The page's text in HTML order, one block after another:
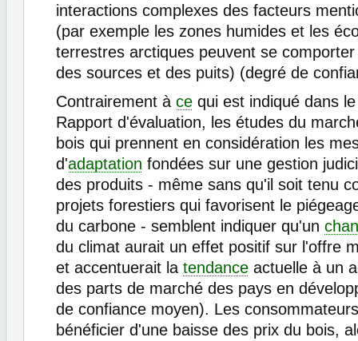
interactions complexes des facteurs
(par exemple les zones humides et les
terrestres arctiques peuvent se
des sources et des puits) (degré de
Contrairement à ce qui est indiqué dans
Rapport d'évaluation, les études du
bois qui prennent en considération les
d'adaptation fondées sur une gestion
des produits - même sans qu'il soit tenu
projets forestiers qui favorisent le
du carbone - semblent indiquer qu'un
du climat aurait un effet positif sur l'offre
et accentuerait la tendance actuelle à un
des parts de marché des pays en
de confiance moyen). Les
bénéficier d'une baisse des prix du bois,